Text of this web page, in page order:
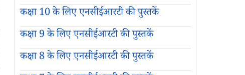
कक्षा 10 के लिए एनसीईआरटी की पुस्तकें
कक्षा 9 के लिए एनसीईआरटी की पुस्तकें
कक्षा 8 के लिए एनसीईआरटी की पुस्तकें